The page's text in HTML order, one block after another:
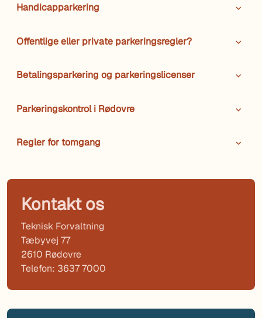
Handicapparkering
Offentlige eller private parkeringsregler?
Betalingsparkering og parkeringslicenser
Parkeringskontrol i Rødovre
Regler for tomgang
Kontakt os
Teknisk Forvaltning
Tæbyvej 77
2610 Rødovre
Telefon: 3637 7000